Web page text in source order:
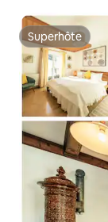
Superhôte
Superhôte